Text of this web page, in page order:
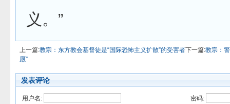
义。”
上一篇:教宗：东方教会基督徒是“国际恐怖主义扩散”的受害者下一篇:教宗：
愿”
发表评论
用户名:
密码: